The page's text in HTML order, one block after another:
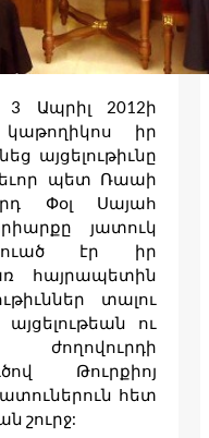
3 Ապրիլ 2012ի
իր
այցելութիւնը
պետ Ռաաի
Փօլ Սայահ
յատուկ
էր իր
հայրապետին
տալու
ու
Թուրքիոյ
հետ
շուրջ: